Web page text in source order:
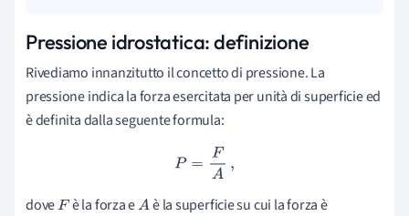
Pressione idrostatica: definizione
Rivediamo innanzitutto il concetto di pressione. La
pressione indica la forza esercitata per unità di superficie ed
è definita dalla seguente formula:
P= A,
doveF è la forza eA è la superficie su cui la forza è